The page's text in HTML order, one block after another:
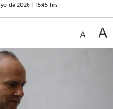
de 2026 15:45 hrs